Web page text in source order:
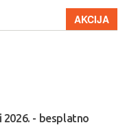
AKCIJA
- besplatno